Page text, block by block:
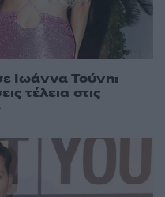
Ιωάννα Τούνη:
τέλεια στις